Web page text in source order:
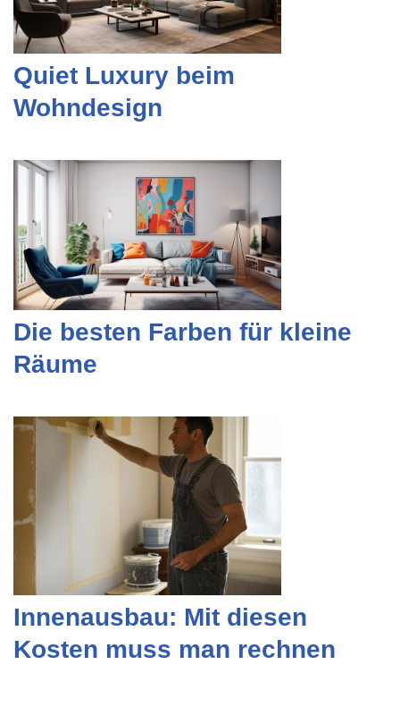
Quiet Luxury beim
Wohndesign
Die besten Farben für kleine
Räume
Innenausbau: Mit diesen
Kosten muss man rechnen